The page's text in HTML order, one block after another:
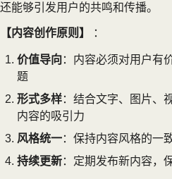
还能够引发用户的共鸣和传播。
【内容创作原则】 ：
价值导向 ：内容必须对用户有
题
形式多样：结合文字、图片、
内容的吸引力
风格统一：保持内容风格的一
持续更新：定期发布新内容，